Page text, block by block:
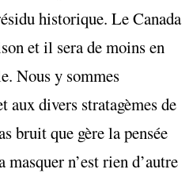
historique. Le Canada
et il sera de moins en
Nous y sommes
aux divers stratagèmes de
bruit que gère la pensée
n’est rien d’autre